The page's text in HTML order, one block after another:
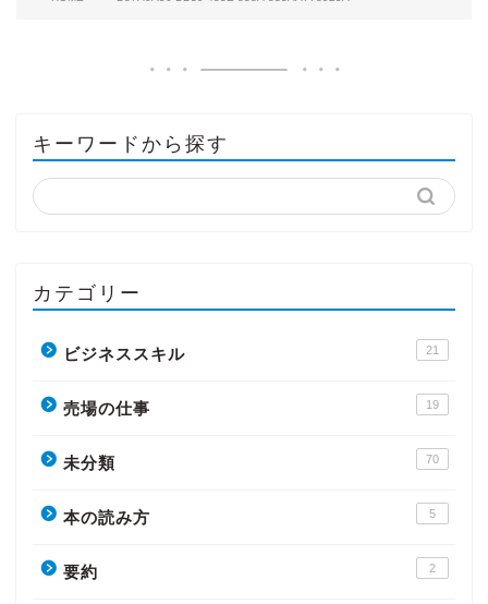
キーワードから探す
カテゴリー
ビジネススキル 21
売場の仕事 19
未分類 70
本の読み方 5
要約 2